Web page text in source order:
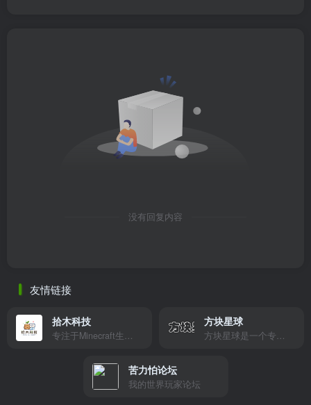
没有回复内容
友情链接
拾木科技
专注于Minecraft生态建设
方块星球
方块星球是一个专注于我的世界的中文论坛，提供丰富的资源分享、玩家交流和创意展示，包括地图、皮肤、数据包等内容，打造Minecraft玩家的专属社区乐园！
苦力怕论坛
我的世界玩家论坛